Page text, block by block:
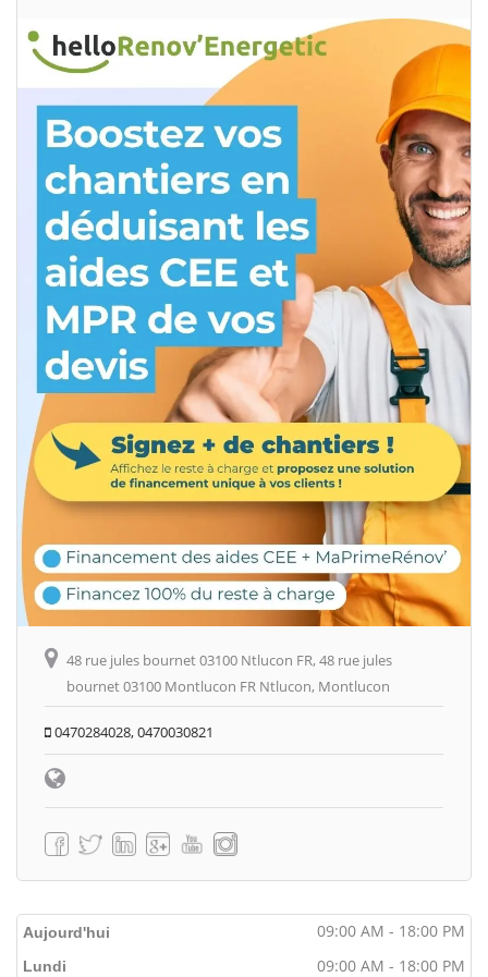
48 rue jules bournet 03100 Ntlucon FR, 48 rue jules
bournet 03100 Montlucon FR Ntlucon, Montlucon
0470284028, 0470030821
Aujourd'hui 09:00 AM - 18:00 PM
Lundi 09:00 AM - 18:00 PM